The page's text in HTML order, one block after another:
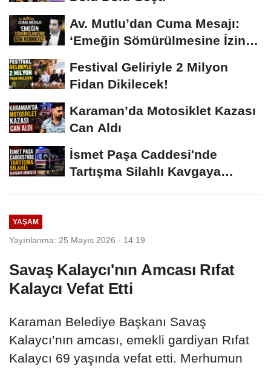
Av. Mutlu’dan Cuma Mesajı:
‘Emeğin Sömürülmesine İzin
Festival Geliriyle 2 Milyon
Fidan Dikilecek!
Karaman’da Motosiklet Kazası
Can Aldı
İsmet Paşa Caddesi'nde
Tartışma Silahlı Kavgaya
YAŞAM
Yayınlanma: 25 Mayıs 2026 - 14:19
Savaş Kalaycı'nın Amcası Rıfat
Kalaycı Vefat Etti
Karaman Belediye Başkanı Savaş
Kalaycı’nın amcası, emekli gardiyan Rıfat
Kalaycı 69 yaşında vefat etti. Merhumun